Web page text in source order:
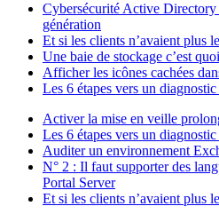
Cybersécurité Active Directory
génération
Et si les clients n’avaient plus
Une baie de stockage c’est
Afficher les icônes cachées
Les 6 étapes vers un diagnostic
Activer la mise en veille
Les 6 étapes vers un diagnostic
Auditer un environnement
N° 2 : Il faut supporter des
Portal Server
Et si les clients n’avaient plus